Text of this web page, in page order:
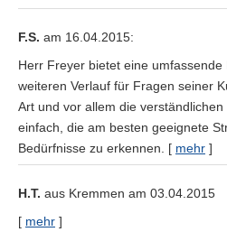
F.S. am 16.04.2015:
Herr Freyer bietet eine
weiteren Verlauf für Fragen seiner
Art und vor allem die
einfach, die am besten geeignete
Bedürfnisse zu erkennen. [ mehr ]
H.T. aus Kremmen am 03.04.2015
[ mehr ]